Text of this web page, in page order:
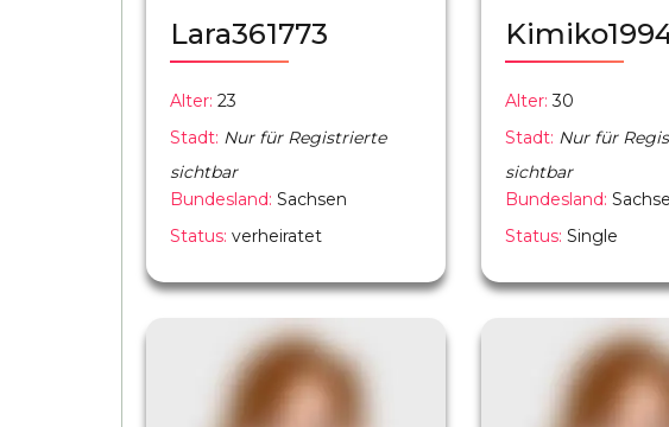
Lara361773
Alter: 23
Stadt: Nur für Registrierte
sichtbar
Bundesland: Sachsen
Status: verheiratet
Alter: 30
Stadt: Nur für
sichtbar
Bundesland:
Status: Single